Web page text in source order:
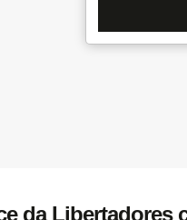
da Libertadores